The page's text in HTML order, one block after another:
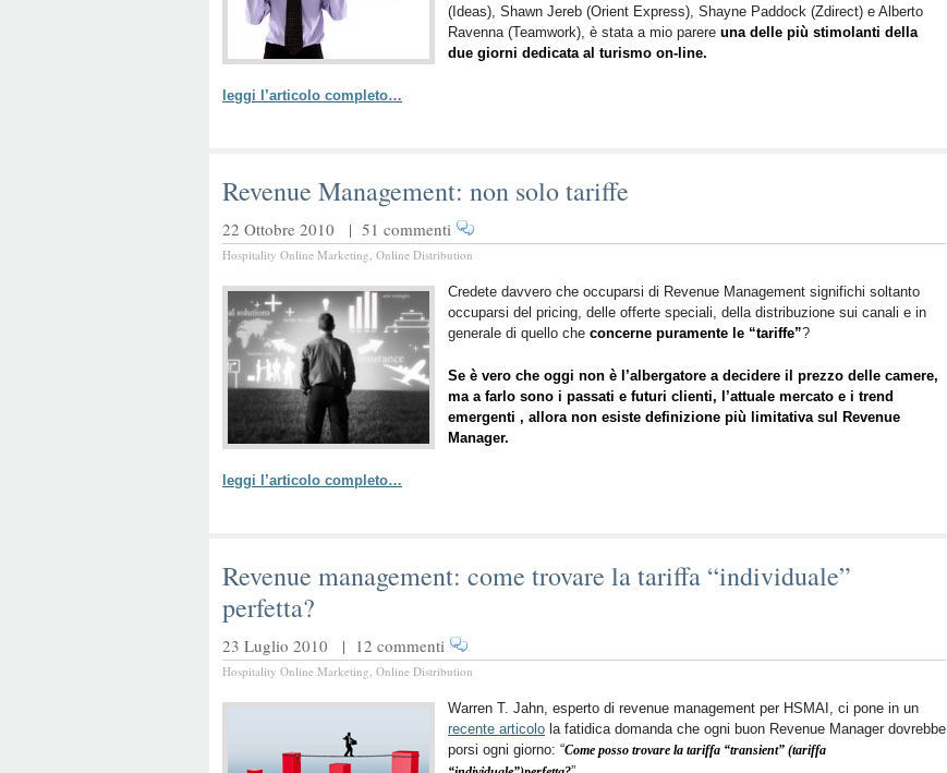
(Ideas), Shawn Jereb (Orient Express), Shayne Paddock (Zdirect) e Alberto
Ravenna (Teamwork), è stata a mio parere una delle più stimolanti della
due giorni dedicata al turismo on-line.
leggi l’articolo completo…
Revenue Management: non solo tariffe
22 Ottobre 2010 | 51 commenti
Hospitality Online Marketing, Online Distribution
Credete davvero che occuparsi di Revenue Management significhi soltanto
occuparsi del pricing, delle offerte speciali, della distribuzione sui canali e in
generale di quello che concerne puramente le “tariffe”?
Se è vero che oggi non è l’albergatore a decidere il prezzo delle camere,
ma a farlo sono i passati e futuri clienti, l’attuale mercato e i trend
emergenti , allora non esiste definizione più limitativa sul Revenue
Manager.
leggi l’articolo completo…
Revenue management: come trovare la tariffa “individuale”
perfetta?
23 Luglio 2010 | 12 commenti
Hospitality Online Marketing, Online Distribution
Warren T. Jahn, esperto di revenue management per HSMAI, ci pone in un
recente articolo la fatidica domanda che ogni buon Revenue Manager dovrebbe
porsi ogni giorno: “Come posso trovare la tariffa “transient” (tariffa